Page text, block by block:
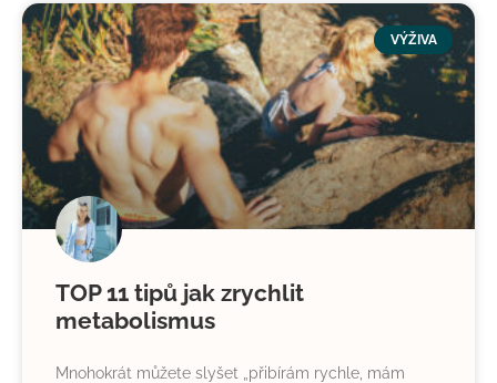
VÝŽIVA
TOP 11 tipů jak zrychlit
metabolismus
Mnohokrát můžete slyšet „přibírám rychle, mám